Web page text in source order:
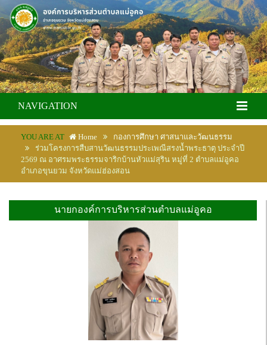
NAVIGATION
YOU ARE AT Home
กองการศึกษา ศาสนาและวัฒนธรรม
ร่วมโครงการสืบสานวัฒนธรรมประเพณีสรงน้ำพระธาตุ ประจำปี
2569 ณ อาศรมพระธรรมจาริกบ้านหัวแม่สุริน หมู่ที่ 2 ตำบลแม่อูคอ
อำเภอขุนยวม จังหวัดแม่ฮ่องสอน
นายกองค์การบริหารส่วนตำบลแม่อูคอ